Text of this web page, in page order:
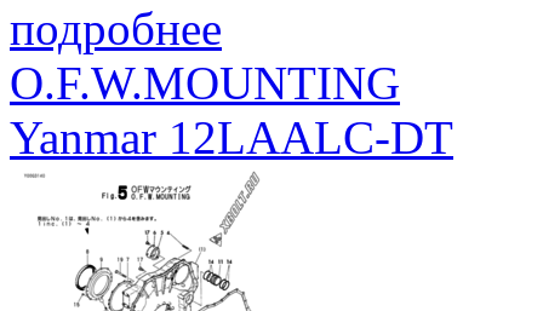
подробнее
O.F.W.MOUNTING
Yanmar 12LAALC-DT